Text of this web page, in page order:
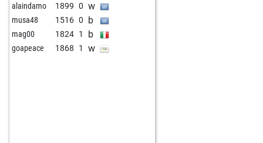
alaindamo 1899 0 w
musa48 1516 0 b
mag00 1824 1 b
goapeace 1868 1 w